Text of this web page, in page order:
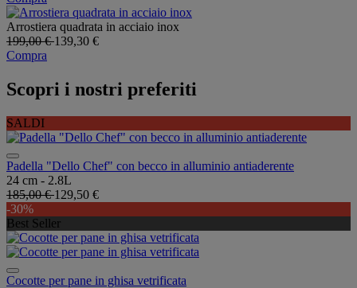
Arrostiera quadrata in acciaio inox
199,00 €139,30 €
Compra
Scopri i nostri preferiti
SALDI
Padella "Dello Chef" con becco in alluminio antiaderente
24 cm - 2.8L
185,00 €129,50 €
-30%
Best Seller
Cocotte per pane in ghisa vetrificata